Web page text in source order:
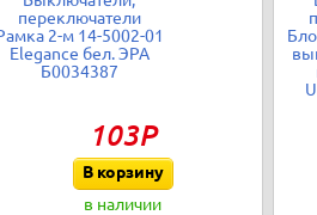
переключатели
2-м 14-5002-01
Elegance бел. ЭРА
Б0034387
103Р
В корзину
в наличии